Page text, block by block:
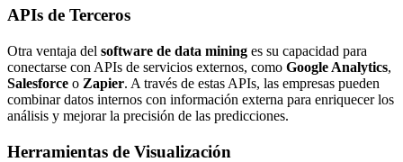
APIs de Terceros
Otra ventaja del software de data mining es su capacidad para
conectarse con APIs de servicios externos, como Google Analytics,
Salesforce o Zapier. A través de estas APIs, las empresas pueden
combinar datos internos con información externa para enriquecer los
análisis y mejorar la precisión de las predicciones.
Herramientas de Visualización